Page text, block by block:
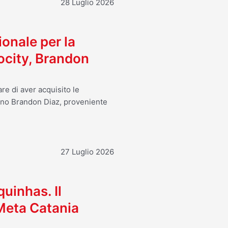
28 Luglio 2026
per la
Brandon
di aver acquisito le
Brandon Diaz, proveniente
27 Luglio 2026
Il
Catania